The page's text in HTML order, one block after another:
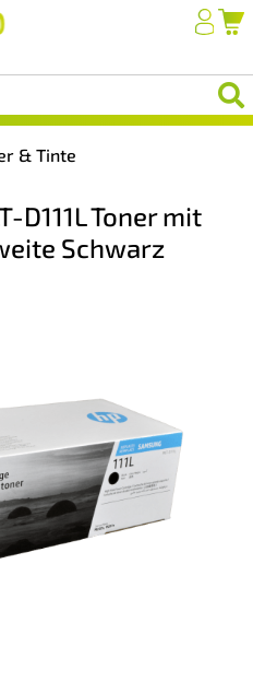
& Tinte
D111L Toner mit
Schwarz